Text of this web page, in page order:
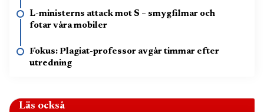
L-ministerns attack mot S – smygfilmar och
fotar våra mobiler
Fokus: Plagiat-professor avgår timmar efter
utredning
Läs också